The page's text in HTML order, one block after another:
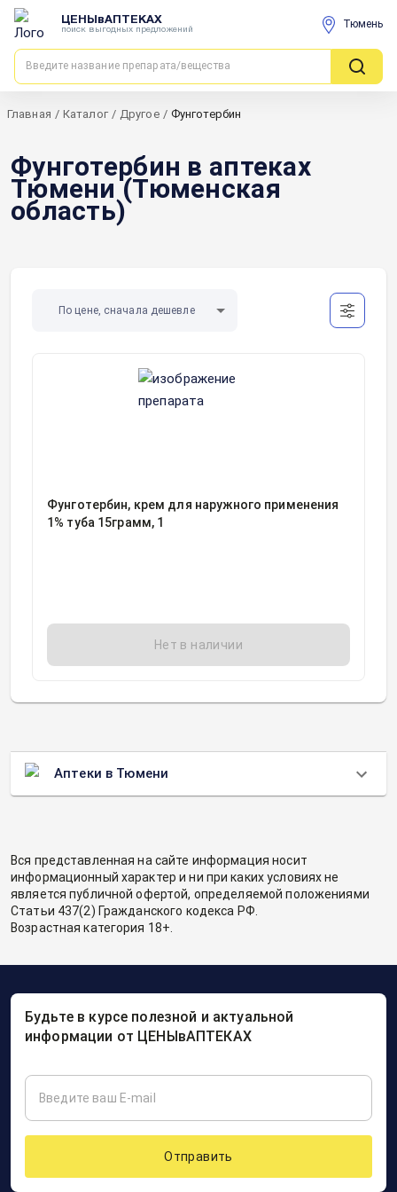
ЦЕНЫвАПТЕКАХ
поиск выгодных предложений Тюмень
Главная / Каталог / Другое / Фунготербин
Фунготербин в аптеках
Тюмени (Тюменская
область)
По цене, сначала дешевле
Фунготербин, крем для наружного применения
1% туба 15грамм, 1
Нет в наличии
Аптеки в Тюмени
Вся представленная на сайте информация носит
информационный характер и ни при каких условиях не
является публичной офертой, определяемой положениями
Статьи 437(2) Гражданского кодекса РФ.
Возрастная категория 18+.
Будьте в курсе полезной и актуальной
информации от ЦЕНЫвАПТЕКАХ
Отправить